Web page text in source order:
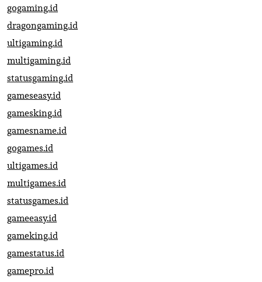
gogaming.id
dragongaming.id
ultigaming.id
multigaming.id
statusgaming.id
gameseasy.id
gamesking.id
gamesname.id
gogames.id
ultigames.id
multigames.id
statusgames.id
gameeasy.id
gameking.id
gamestatus.id
gamepro.id